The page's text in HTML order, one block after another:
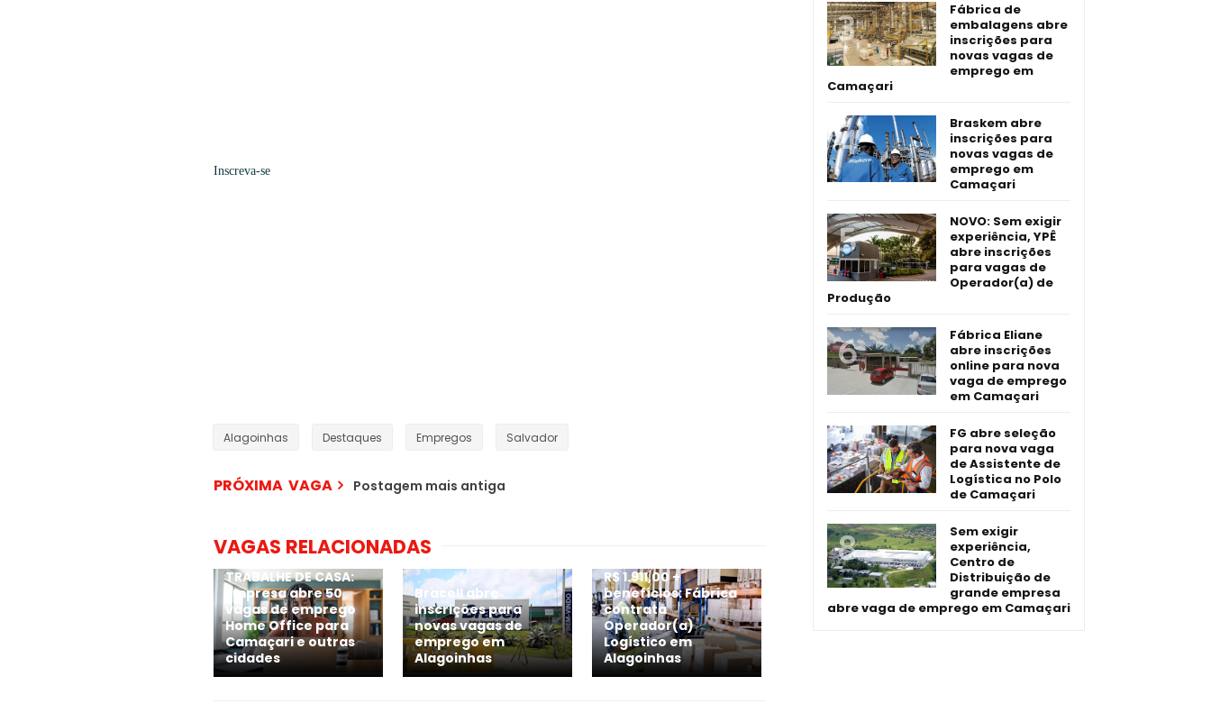
Inscreva-se
Alagoinhas Destaques Empregos Salvador
PRÓXIMA VAGA Postagem mais antiga
VAGAS RELACIONADAS
TRABALHE DE CASA:
Empresa abre 50
vagas de emprego
Home Office para
Camaçari e outras
cidades
Bracell abre
inscrições para
novas vagas de
emprego em
Alagoinhas
R$ 1.911,00 +
benefícios: Fábrica
contrata
Operador(a)
Logístico em
Alagoinhas
Fábrica de
embalagens abre
inscrições para
novas vagas de
emprego em
Camaçari
Braskem abre
inscrições para
novas vagas de
emprego em
Camaçari
NOVO: Sem exigir
experiência, YPÊ
abre inscrições
para vagas de
Operador(a) de
Produção
Fábrica Eliane
abre inscrições
online para nova
vaga de emprego
em Camaçari
FG abre seleção
para nova vaga
de Assistente de
Logística no Polo
de Camaçari
Sem exigir
experiência,
Centro de
Distribuição de
grande empresa
abre vaga de emprego em Camaçari